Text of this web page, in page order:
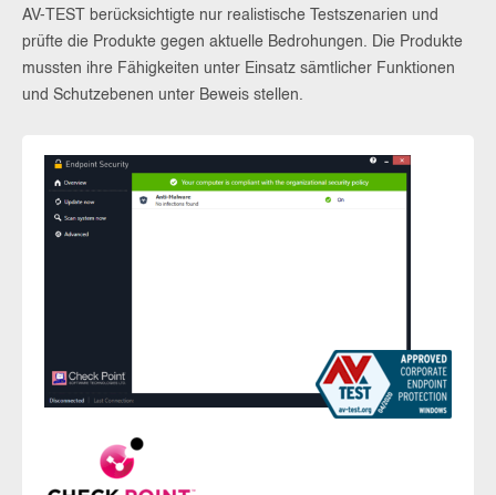
AV-TEST berücksichtigte nur realistische Testszenarien und
prüfte die Produkte gegen aktuelle Bedrohungen. Die Produkte
mussten ihre Fähigkeiten unter Einsatz sämtlicher Funktionen
und Schutzebenen unter Beweis stellen.